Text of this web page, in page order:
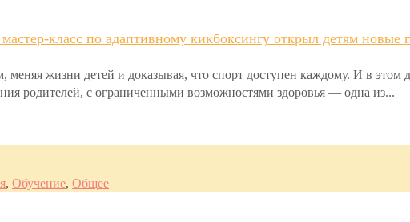
класс по адаптивному кикбоксингу открыл детям новые
жизни детей и доказывая, что спорт доступен каждому. И в
родителей, с ограниченными возможностями здоровья — одна из...
, Обучение, Общее